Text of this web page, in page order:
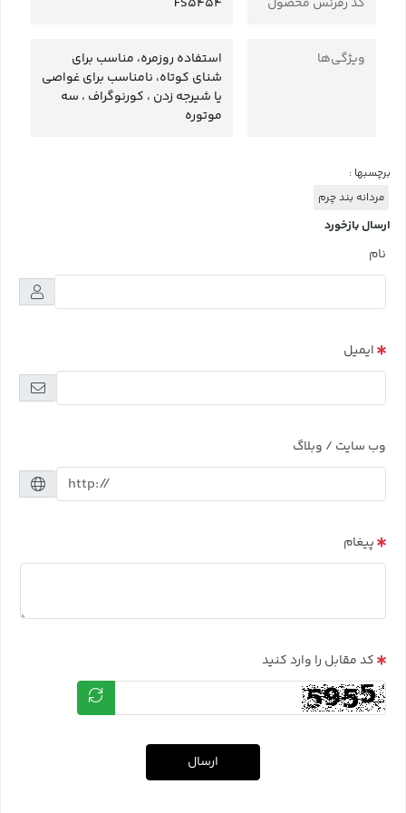
ویژگی‌ها
استفاده روزمره، مناسب برای
شنای کوتاه، نامناسب برای غواصی
یا شیرجه زدن ، کورنوگراف ، سه
موتوره
برچسبها :
مردانه بند چرم
ارسال بازخورد
نام
ایمیل
وب سایت / وبلاگ
پیغام
کد مقابل را وارد کنید
ارسال